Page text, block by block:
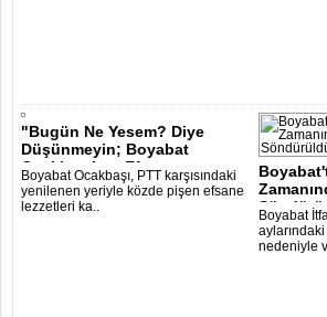
"Bugün Ne Yesem? Diye
Düşünmeyin; Boyabat
Ocakbaşı’nın Efsan..
Boyabat Ocakbaşı, PTT karşısındaki
yenilenen yeriyle közde pişen efsane
lezzetleri ka..
Boyabat
aylarındaki
nedeniyle